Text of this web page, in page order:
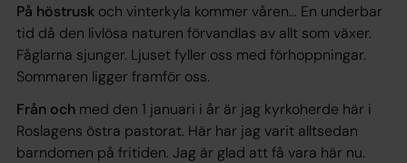
På höstrusk och vinterkyla kommer våren… En underbar
tid då den livlösa naturen förvandlas av allt som växer.
Fåglarna sjunger. Ljuset fyller oss med förhoppningar.
Sommaren ligger framför oss.
Från och med den 1 januari i år är jag kyrkoherde här i
Roslagens östra pastorat. Här har jag varit alltsedan
barndomen på fritiden. Jag är glad att få vara här nu.